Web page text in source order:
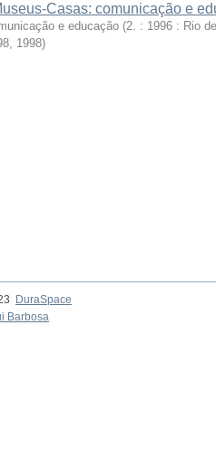
Casas: comunicação e
e educação (2. : 1996 : Rio
, 1998)
DuraSpace
Barbosa